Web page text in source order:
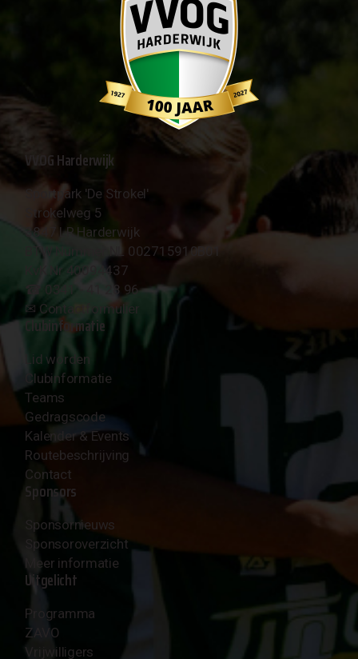
VVOG Harderwijk
Sportpark 'De Strokel'
Strokelweg 5
3847 LR Harderwijk
BTW Nummer NL 002715910B01
KvK Nr 40094437
☎︎ 0341 - 41 28 96
✉︎ Contactformulier
Clubinformatie
Lid worden
Clubinformatie
Teams
Gedragscode
Kalender & Events
Routebeschrijving
Contact
Sponsors
Sponsornieuws
Sponsoroverzicht
Meer informatie
Uitgelicht
Programma
ZAVO
Vrijwilligers